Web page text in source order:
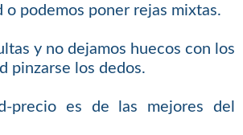
o podemos poner rejas mixtas.
y no dejamos huecos con los
pinzarse los dedos.
precio es de las mejores del